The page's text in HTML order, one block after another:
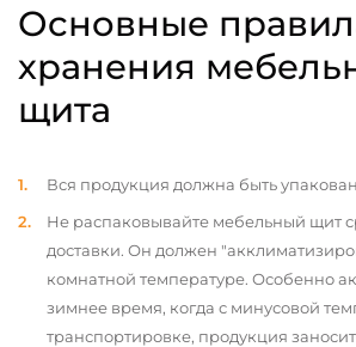
Основные
хранения
щита
Вся продукция должна быть
Не распаковывайте мебельный щит
доставки. Он должен
комнатной температуре. Особенно
зимнее время, когда с минусовой
транспортировке, продукция